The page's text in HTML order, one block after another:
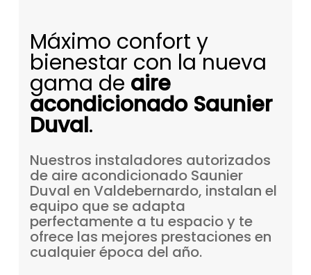
Máximo confort y
bienestar con la nueva
gama de aire
acondicionado Saunier
Duval.
Nuestros instaladores autorizados
de aire acondicionado Saunier
Duval en Valdebernardo, instalan el
equipo que se adapta
perfectamente a tu espacioy te
ofrece las mejores prestaciones en
cualquierépoca del año.